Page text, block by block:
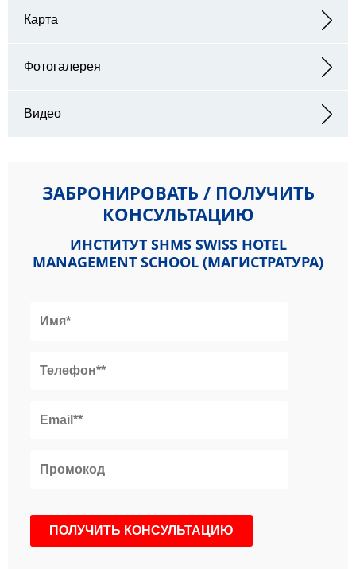
Карта
Фотогалерея
Видео
ЗАБРОНИРОВАТЬ / ПОЛУЧИТЬ
КОНСУЛЬТАЦИЮ
ИНСТИТУТ SHMS SWISS HOTEL
MANAGEMENT SCHOOL (МАГИСТРАТУРА)